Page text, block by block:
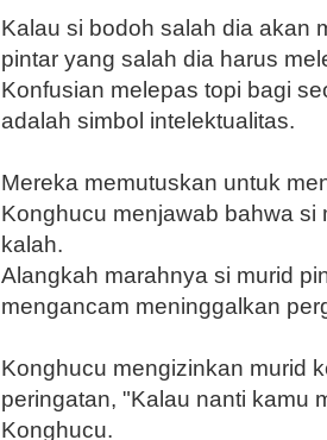
Kalau si bodoh salah dia akan
pintar yang salah dia harus
Konfusian me­lepas topi bagi
adalah simbol intelektualitas.
Mereka memutuskan untuk
Konghucu menjawab bahwa si
kalah.
Alangkah marahnya si murid
mengancam mening­galkan
Konghucu mengizinkan murid
peringatan, "Kalau nanti kamu
Konghucu.